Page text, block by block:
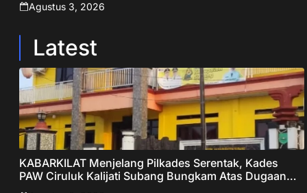
Agustus 3, 2026
Latest
KABARKILAT Menjelang Pilkades Serentak, Kades
PAW Ciruluk Kalijati Subang Bungkam Atas Dugaan
Pungli dan Nepotisme Yang Disorot Warganet